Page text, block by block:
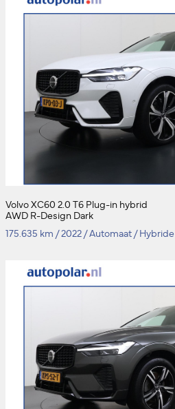
Volvo XC60 2.0 T6 Plug-in hybrid
AWD R-Design Dark
175.635 km /2022 /Automaat /Hybride